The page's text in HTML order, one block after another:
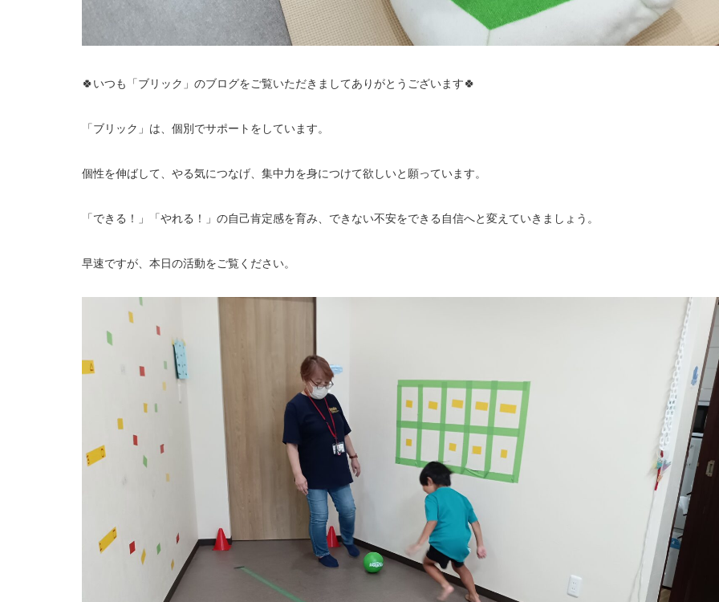
🍀いつも「ブリック」のブログをご覧いただきましてありがとうございます🍀
「ブリック」は、個別でサポートをしています。
個性を伸ばして、やる気につなげ、集中力を身につけて欲しいと願っています。
「できる！」「やれる！」の自己肯定感を育み、できない不安をできる自信へと変えていきましょう。
早速ですが、本日の活動をご覧ください。